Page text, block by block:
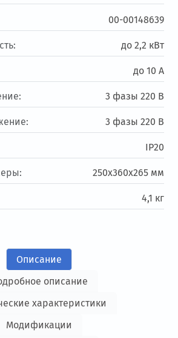
00-00148639
до 2,2 кВт
до 10 А
3 фазы 220 В
3 фазы 220 В
IP20
250х360х265 мм
4,1 кг
Описание
описание
характеристики
Модификации